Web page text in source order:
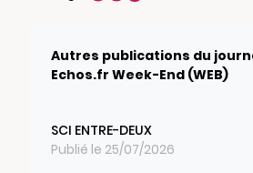
Autres publications du
Echos.fr Week-End (WEB)
SCI ENTRE-DEUX
Publié le 25/07/2026